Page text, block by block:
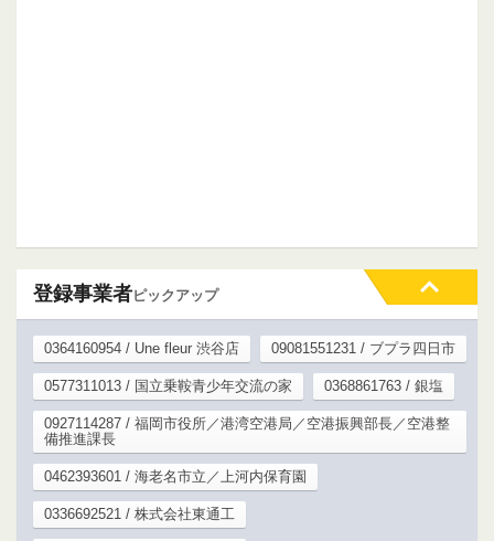
登録事業者ピックアップ
0364160954 / Une fleur 渋谷店 09081551231 / ブプラ四日市
0577311013 / 国立乗鞍青少年交流の家 0368861763 / 銀塩
0927114287 / 福岡市役所／港湾空港局／空港振興部長／空港整
備推進課長
0462393601 / 海老名市立／上河内保育園
0336692521 / 株式会社東通工